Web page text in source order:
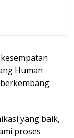
Human
yang baik,
proses